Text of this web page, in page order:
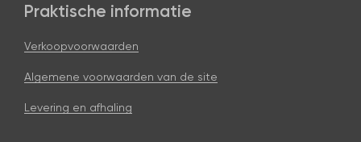
Praktische informatie
Verkoopvoorwaarden
Algemene voorwaarden van de site
Levering en afhaling